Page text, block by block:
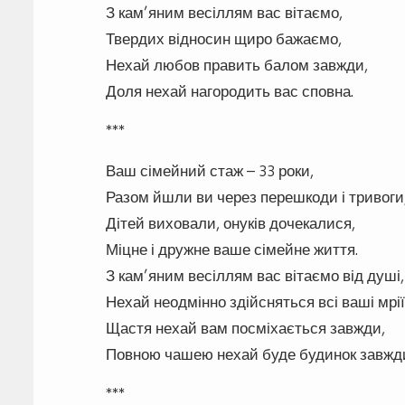
З кам’яним весіллям вас вітаємо,
Твердих відносин щиро бажаємо,
Нехай любов править балом завжди,
Доля нехай нагородить вас сповна.
***
Ваш сімейний стаж – 33 роки,
Разом йшли ви через перешкоди і
Дітей виховали, онуків дочекалися,
Міцне і дружне ваше сімейне життя.
З кам’яним весіллям вас вітаємо від душі,
Нехай неодмінно здійсняться всі ваші
Щастя нехай вам посміхається завжди,
Повною чашею нехай буде будинок
***